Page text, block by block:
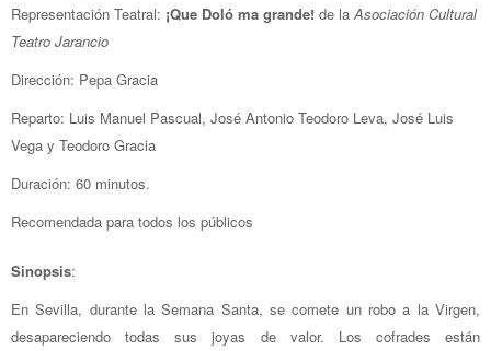
Representación Teatral: ¡Que Doló ma grande! de la Asociación Cultural
Teatro Jarancio
Dirección: Pepa Gracia
Reparto: Luis Manuel Pascual, José Antonio Teodoro Leva, José Luis
Vega y Teodoro Gracia
Duración: 60 minutos.
Recomendada para todos los públicos
Sinopsis:
En Sevilla, durante la Semana Santa, se comete un robo a la Virgen,
desapareciendo todas sus joyas de valor. Los cofrades están